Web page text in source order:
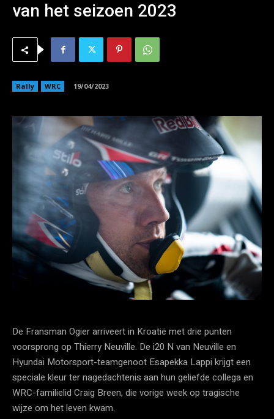
van het seizoen 2023
Rally WRC 19/04/2023
De Fransman Ogier arriveert in Kroatië met drie punten
voorsprong op Thierry Neuville. De i20 N van Neuville en
Hyundai Motorsport-teamgenoot Esapekka Lappi krijgt een
speciale kleur ter nagedachtenis aan hun geliefde collega en
WRC-familielid Craig Breen, die vorige week op tragische
wijze om het leven kwam.